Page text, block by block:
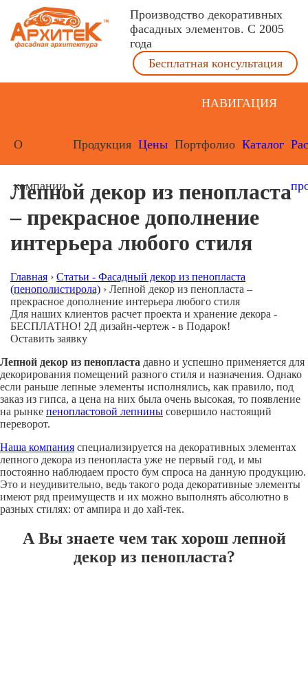
Производство декоративных
фасадных элементов. С 2005
года
Бесплатная консультация
НАВИГАЦИЯ
О
компании
Продукция Цены Портфолио Каталог
Лепной декор из пенопласта
– прекрасное дополнение
интерьера любого стиля
Главная › Статьи - Фасадный декор из пенопласта
(пенополистирола) › Лепной декор из пенопласта –
прекрасное дополнение интерьера любого стиля
Для наших клиентов расчет проекта и хранение декора -
БЕСПЛАТНО! 2Д дизайн-чертеж - в Подарок!
Оставить заявку
Лепной декор из пенопласта давно и успешно применяется для
декорирования помещений разного стиля и назначения. Однако
если раньше лепные элементы исполнялись, как правило, под
заказ из гипса, а цена на них была очень высокая, то появление
на рынке пенопластовой лепнины совершило настоящий
переворот.
Наша компания специализируется на декоративных элементах
лепного декора из пенопласта уже не первый год, и мы
постоянно наблюдаем просто бум спроса на данную продукцию.
Это и неудивительно, ведь такого рода декоративные элементы
имеют ряд преимуществ и их можно выполнять абсолютно в
разных стилях: от ампира и до хай-тек.
А Вы знаете чем так хорош лепной
декор из пенопласта?